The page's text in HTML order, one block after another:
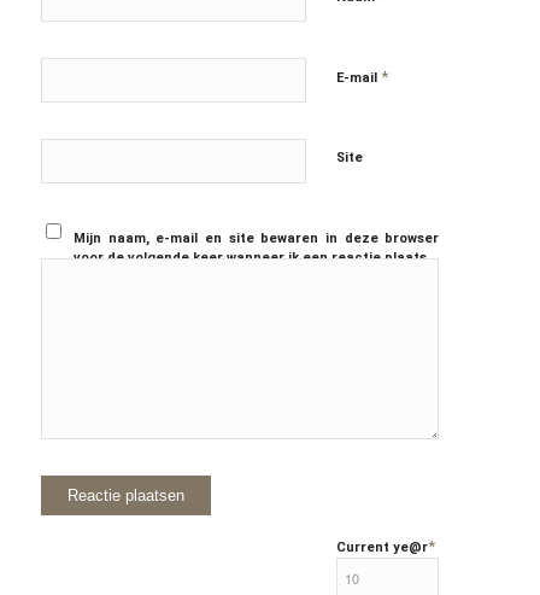
E-mail *
Site
Mijn naam, e-mail en site bewaren in deze browser
voor de volgende keer wanneer ik een reactie plaats.
Current ye@r*